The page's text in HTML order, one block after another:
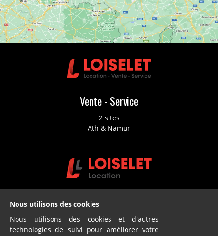
Vente - Service
2 sites
Ath & Namur
Location
2 sites
Ath & Namur
Nous utilisons des cookies
Nous utilisons des cookies et d'autres
technologies de suivi pour améliorer votre